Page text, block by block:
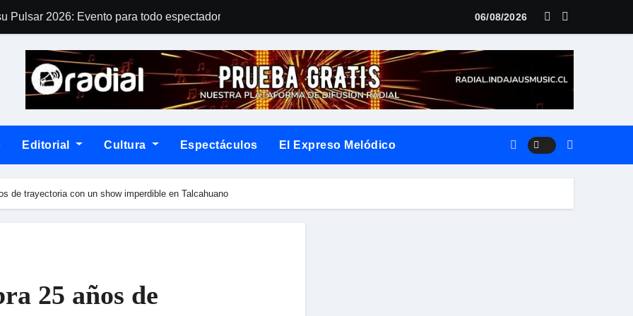
Pulsar 2026: Evento para todo espectador en SCD Plaza Egaña
musical, una explosiva fusión de Funk, soul y ritmos latinos que marca una nueva etapa en su carrera
leyenda de Futrono en el single «Los ancianos de mi pueblo»
tributar un clásico: “El Baile de los que sobran”
de trayectoria junto a The Ganjas en el Bar de René
06/08/2026
Editorial Cultura Espectáculos El Expreso Melódico
de trayectoria con un show imperdible en Talcahuano
25 años de